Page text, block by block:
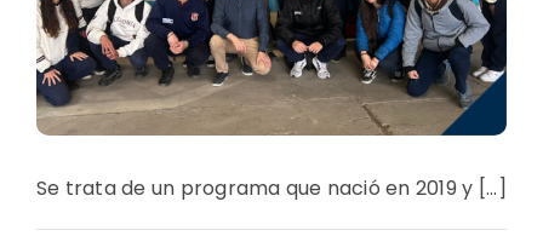
Se trata de un programa que nació en 2019 y [...]